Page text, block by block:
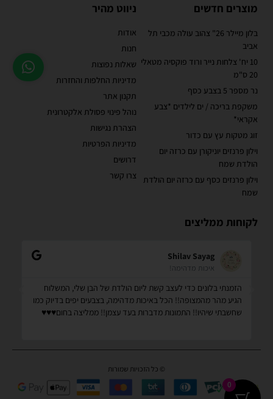
מוצרים חדשים
בלון מיילר 26" צהוב עולה מכבי תל
אביב
10 יח' צלחות נייר ורוד פוקסיה מטאלי
20 ס"מ
נר מספר 5 בצבע כסף
משקפת בריכה / ים לילדים *צבע
אקראי*
זוג מטקות עץ עם כדור
וילון פרנזים יוניקורן עם כרזה יום
הולדת שמח
וילון פרנזים כסף עם כרזה יום הולדת
שמח
ניווט מהיר
אודות
חנות
שאלות נפוצות
מדיניות החלפות והחזרות
תקנון אתר
נוהל פינוי פסולת אלקטרונית
הצהרת נגישות
מדיניות הפרטיות
דרושים
צרו קשר
לקוחות ממליצים
Shilav Sayag
איכות מדהימה!
הזמנתי בלונים כדי לעצב קשת ליום הולדת של הבן שלי, המשלוח
הגיע מהר מהמצופה!! הכל באיכות מדהימה, בצבעים יפים בדיוק כמו
שחשבתי שיהיו!! התמונות מדברות בעד עצמן!! ממליצה בחום♥️♥️♥️
© כל הזכויות שמורות
0